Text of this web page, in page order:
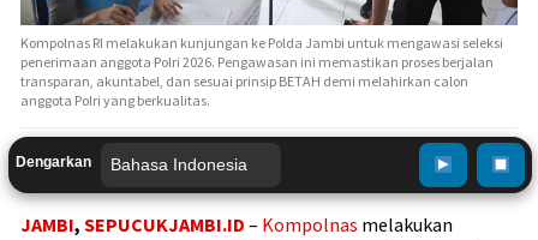
Kompolnas RI melakukan kunjungan ke Polda Jambi untuk mengawasi seleksi
penerimaan anggota Polri 2026. Pengawasan ini memastikan proses berjalan
transparan, akuntabel, dan sesuai prinsip BETAH demi melahirkan calon
anggota Polri yang berkualitas.
Dengarkan
JAMBI, SEPUCUKJAMBI.ID – Kompolnas melakukan